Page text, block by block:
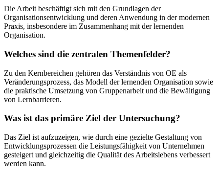
Die Arbeit beschäftigt sich mit den Grundlagen der
Organisationsentwicklung und deren Anwendung in der modernen
Praxis, insbesondere im Zusammenhang mit der lernenden
Organisation.
Welches sind die zentralen Themenfelder?
Zu den Kernbereichen gehören das Verständnis von OE als
Veränderungsprozess, das Modell der lernenden Organisation sowie
die praktische Umsetzung von Gruppenarbeit und die Bewältigung
von Lernbarrieren.
Was ist das primäre Ziel der Untersuchung?
Das Ziel ist aufzuzeigen, wie durch eine gezielte Gestaltung von
Entwicklungsprozessen die Leistungsfähigkeit von Unternehmen
gesteigert und gleichzeitig die Qualität des Arbeitslebens verbessert
werden kann.